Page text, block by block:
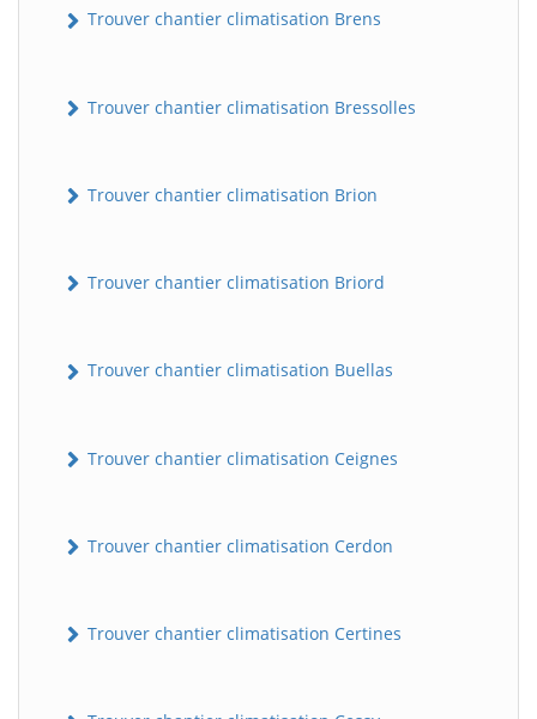
Trouver chantier climatisation Brens
Trouver chantier climatisation Bressolles
Trouver chantier climatisation Brion
Trouver chantier climatisation Briord
Trouver chantier climatisation Buellas
Trouver chantier climatisation Ceignes
Trouver chantier climatisation Cerdon
Trouver chantier climatisation Certines